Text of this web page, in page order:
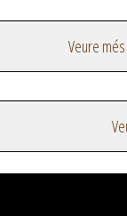
Veure